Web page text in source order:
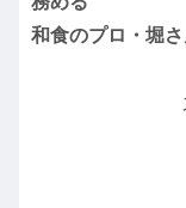
和食のプロ・堀